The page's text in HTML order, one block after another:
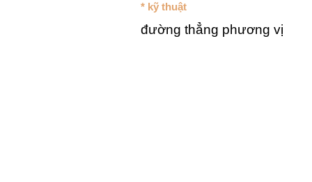
* kỹ thuật
đường thẳng phương vị